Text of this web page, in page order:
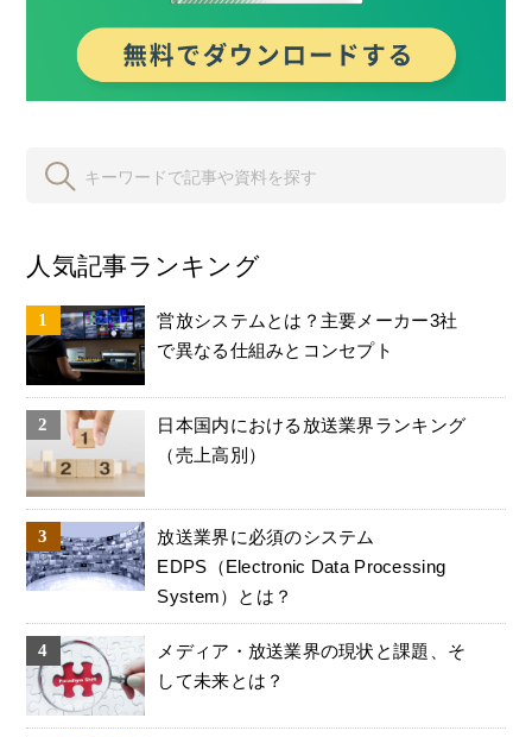
人気記事ランキング
営放システムとは？主要メーカー3社
で異なる仕組みとコンセプト
日本国内における放送業界ランキング
（売上高別）
放送業界に必須のシステム
EDPS（Electronic Data Processing
System）とは？
メディア・放送業界の現状と課題、そ
して未来とは？